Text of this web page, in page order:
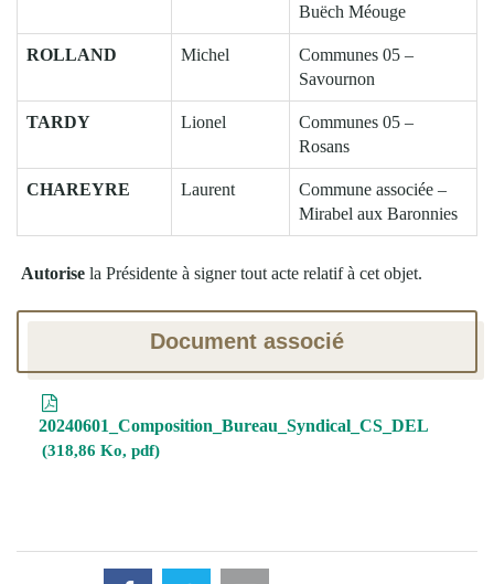
Buëch Méouge
ROLLAND Michel
Communes 05 –
Savournon
TARDY Lionel
Communes 05 –
Rosans
CHAREYRE Laurent
Commune associée –
Mirabel aux Baronnies
Autorise la Présidente à signer tout acte relatif à cet objet.
Document associé
20240601_Composition_Bureau_Syndical_CS_DEL
318,86 Ko, pdf